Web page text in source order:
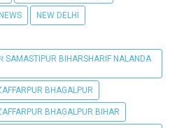
NEW DELHI
SAMASTIPUR BIHARSHARIF NALANDA
BHAGALPUR
BHAGALPUR BIHAR